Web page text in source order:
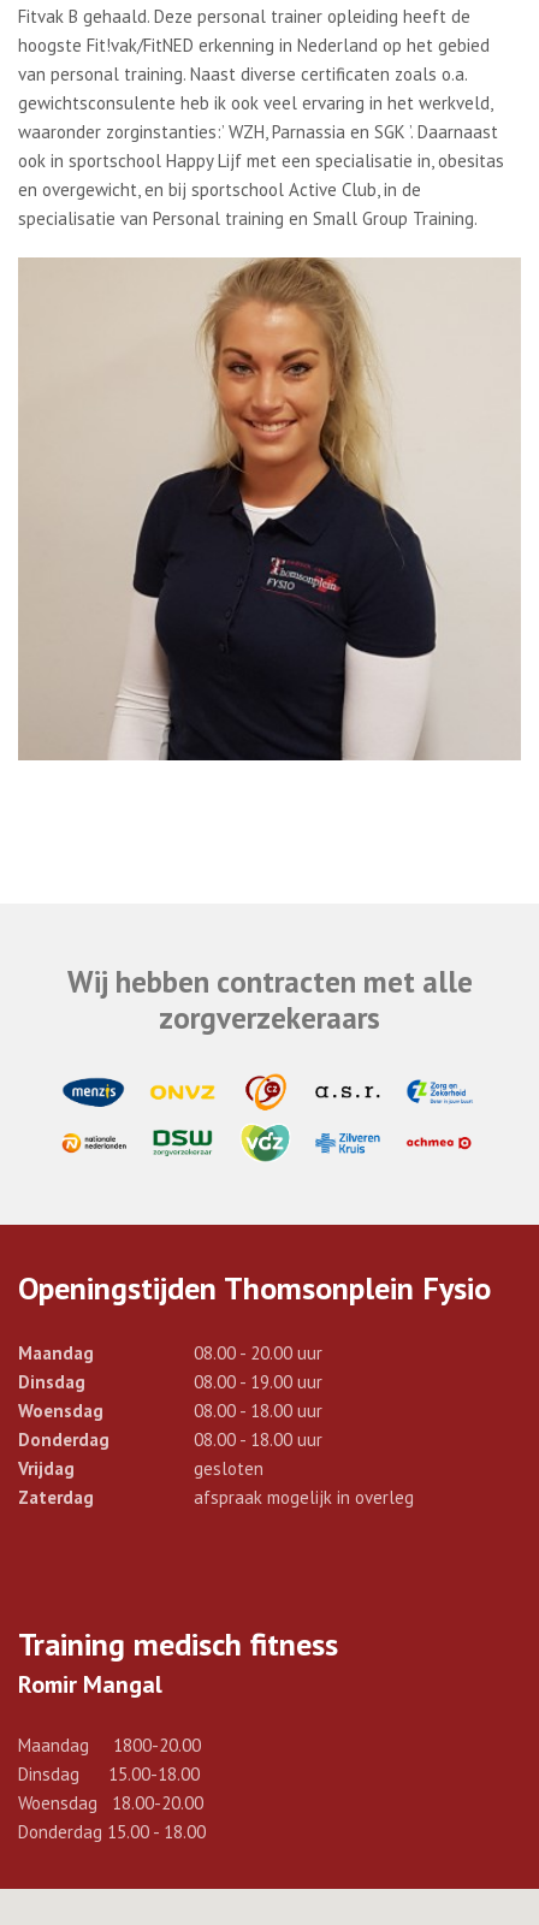
Fitvak B gehaald. Deze personal trainer opleiding heeft de
hoogste Fit!vak/FitNED erkenning in Nederland op het gebied
van personal training. Naast diverse certificaten zoals o.a.
gewichtsconsulente heb ik ook veel ervaring in het werkveld,
waaronder zorginstanties:’ WZH, Parnassia en SGK ’. Daarnaast
ook in sportschool Happy Lijf met een specialisatie in, obesitas
en overgewicht, en bij sportschool Active Club, in de
specialisatie van Personal training en Small Group Training.
Wij hebben contracten met alle
zorgverzekeraars
Openingstijden Thomsonplein Fysio
Maandag
08.00 - 20.00 uur
Dinsdag
08.00 - 19.00 uur
Woensdag
08.00 - 18.00 uur
Donderdag
08.00 - 18.00 uur
Vrijdag
gesloten
Zaterdag
afspraak mogelijk in overleg
Training medisch fitness
Romir Mangal
Maandag 1800-20.00
Dinsdag 15.00-18.00
Woensdag 18.00-20.00
Donderdag 15.00 - 18.00